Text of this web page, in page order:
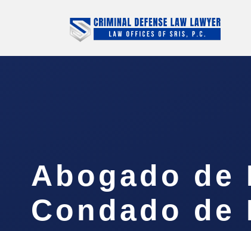
Abogado de
Condado de